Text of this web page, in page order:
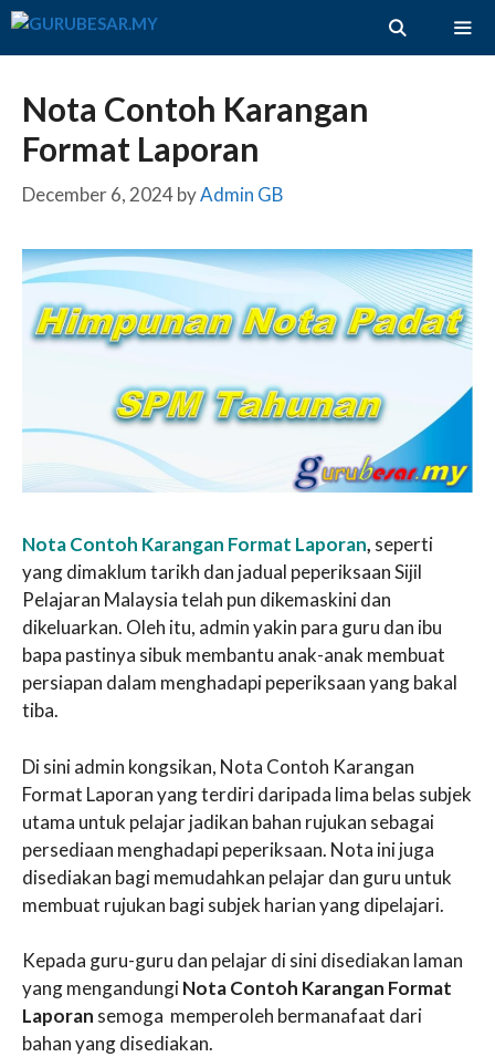
Skip
Nota Contoh Karangan
Format Laporan
December 6, 2024byAdmin GB
Nota Contoh Karangan Format Laporan, seperti
yang dimaklum tarikh dan jadual peperiksaan Sijil
Pelajaran Malaysia telah pun dikemaskini dan
dikeluarkan. Oleh itu, admin yakin para guru dan ibu
bapa pastinya sibuk membantu anak-anak membuat
persiapan dalam menghadapi peperiksaan yang bakal
tiba.
Di sini admin kongsikan, Nota Contoh Karangan
Format Laporan yang terdiri daripada lima belas subjek
utama untuk pelajar jadikan bahan rujukan sebagai
persediaan menghadapi peperiksaan. Nota ini juga
disediakan bagi memudahkan pelajar dan guru untuk
membuat rujukan bagi subjek harian yang dipelajari.
Kepada guru-guru dan pelajar di sini disediakan laman
yang mengandungiNota Contoh Karangan Format
Laporan semoga memperoleh bermanafaat dari
bahan yang disediakan.